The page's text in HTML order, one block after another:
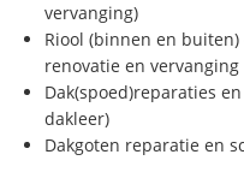
vervanging)
Riool (binnen en
renovatie en vervanging
Dak(spoed)reparaties
dakleer)
Dakgoten reparatie en